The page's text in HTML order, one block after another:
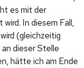
es mit der
In diesem Fall,
(gleichzeitig
dieser Stelle
hätte ich am Ende